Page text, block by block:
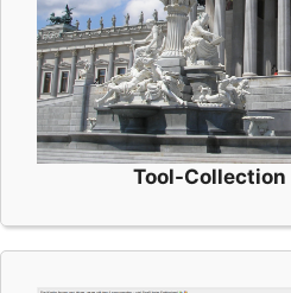
Tool-Collection